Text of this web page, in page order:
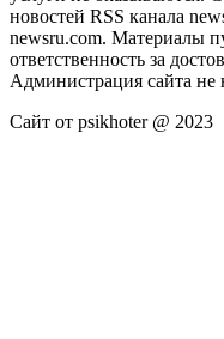
новостей RSS канала
newsru.com. Материалы
ответственность за
Администрация сайта не
Сайт от psikhoter @ 2023